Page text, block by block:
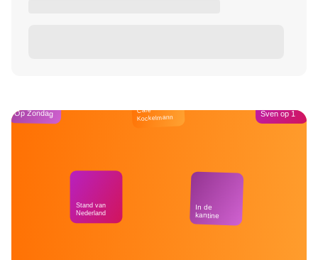
Op Zondag
Stand van
Nederland
Café
Kockelmann
In de
kantine
Sven op 1